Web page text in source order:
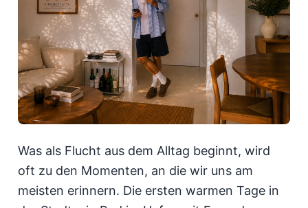
Was als Flucht aus dem Alltag beginnt, wird
oft zu den Momenten, an die wir uns am
meisten erinnern. Die ersten warmen Tage in